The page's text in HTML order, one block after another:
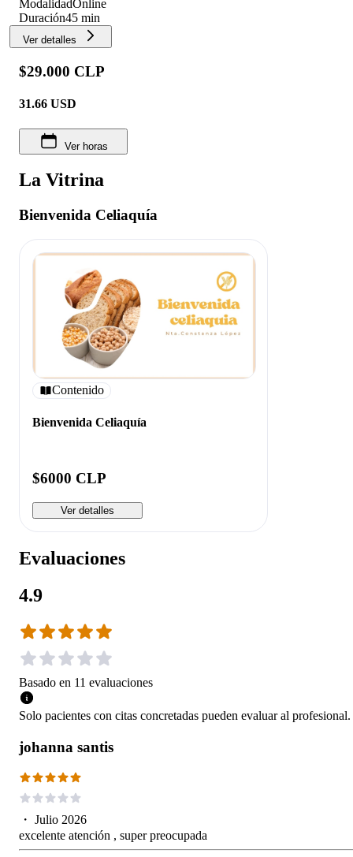
ModalidadOnline
Duración45 min
Ver detalles
$29.000 CLP
31.66 USD
Ver horas
La Vitrina
Bienvenida Celiaquía
Contenido
Bienvenida Celiaquía
$6000 CLP
Ver detalles
Evaluaciones
4.9
Basado en 11 evaluaciones
Solo pacientes con citas concretadas pueden evaluar al profesional.
johanna santis
・ Julio 2026
excelente atención , super preocupada